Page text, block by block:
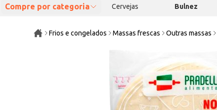
Compre por categoria Cervejas Bulnez
Frios e congelados Massas frescas Outras massas